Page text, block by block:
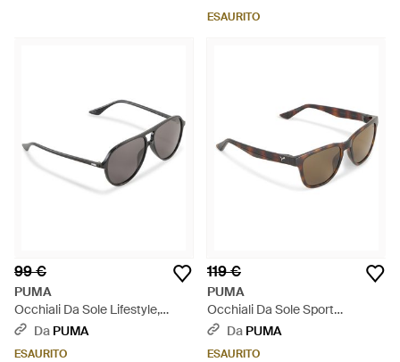
ESAURITO
99 €
PUMA
Occhiali Da Sole Lifestyle,
Accessori, Nero - Multicolore
Da PUMA
ESAURITO
119 €
PUMA
Occhiali Da Sole Sport
Lifestyle, Accessori, Marrone -
Da PUMA
ESAURITO